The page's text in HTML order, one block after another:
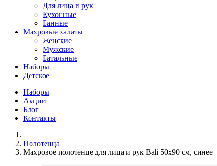
Для лица и рук
Кухонные
Банные
Махровые халаты
Женские
Мужские
Батальные
Наборы
Детское
Наборы
Акции
Блог
Контакты
Полотенца
Махровое полотенце для лица и рук Bali 50x90 см, синее